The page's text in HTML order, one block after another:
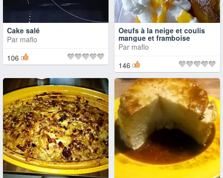
Cake salé
Par maflo
106
Oeufs à la neige et coulis
mangue et framboise
Par maflo
146